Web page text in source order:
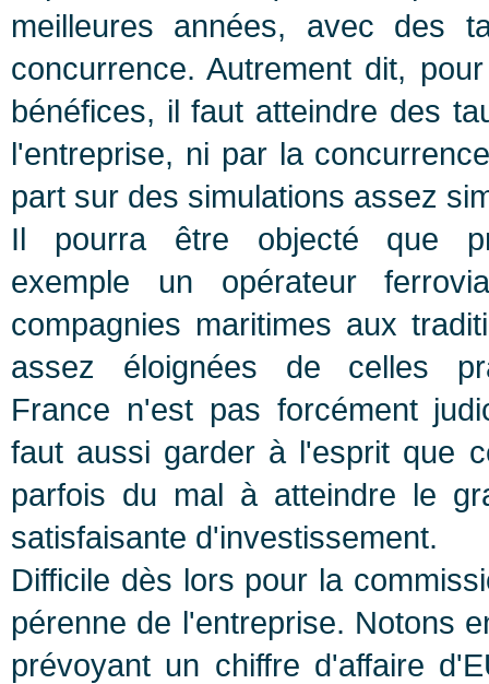
meilleures années, avec des
concurrence. Autrement dit,
bénéfices, il faut atteindre des
l'entreprise, ni par la
part sur des simulations assez
Il pourra être objecté que
exemple un opérateur
compagnies maritimes aux
assez éloignées de celles
France n'est pas forcément
faut aussi garder à l'esprit que
parfois du mal à atteindre le
satisfaisante d'investissement.
Difficile dès lors pour la
pérenne de l'entreprise. Notons
prévoyant un chiffre d'affaire